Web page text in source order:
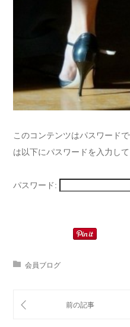
このコンテンツはパスワード
は以下にパスワードを入力して
パスワード:
会員ブログ